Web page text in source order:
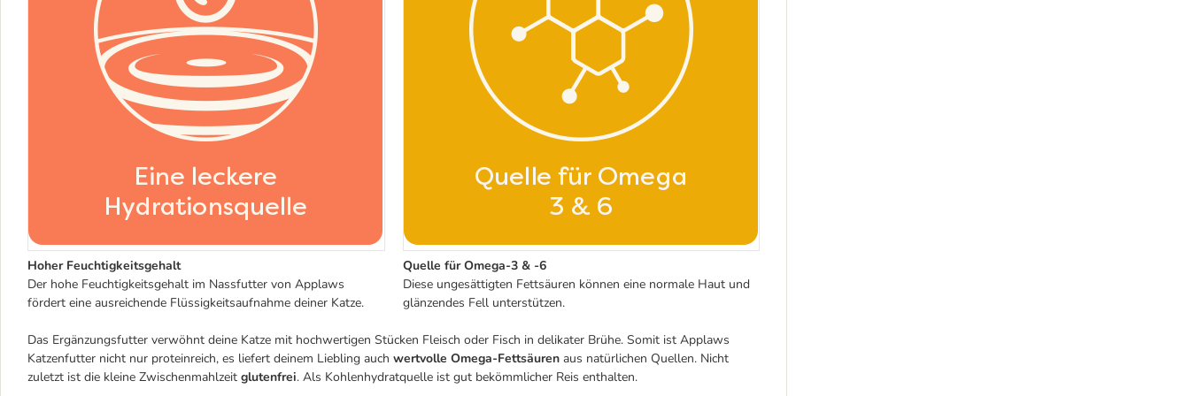
Hoher Feuchtigkeitsgehalt
Der hohe Feuchtigkeitsgehalt im Nassfutter von Applaws
fördert eine ausreichende Flüssigkeitsaufnahme deiner Katze.
Quelle für Omega-3 & -6
Diese ungesättigten Fettsäuren können eine normale Haut und
glänzendes Fell unterstützen.
Das Ergänzungsfutter verwöhnt deine Katze mit hochwertigen Stücken Fleisch oder Fisch in delikater Brühe. Somit ist Applaws
Katzenfutter nicht nur proteinreich, es liefert deinem Liebling auch wertvolle Omega-Fettsäuren aus natürlichen Quellen. Nicht
zuletzt ist die kleine Zwischenmahlzeit glutenfrei. Als Kohlenhydratquelle ist gut bekömmlicher Reis enthalten.